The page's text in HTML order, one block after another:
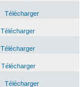
Télécharger
Télécharger
Télécharger
Télécharger
Télécharger